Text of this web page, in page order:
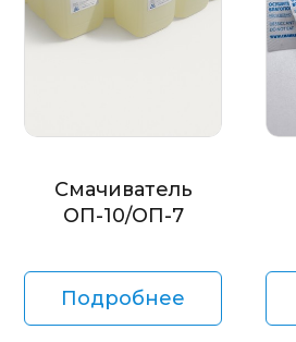
Смачиватель
ОП-10/ОП-7
Подробнее